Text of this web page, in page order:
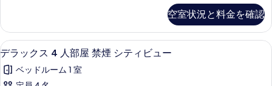
て
の
写
の
詳
細
ィ
ビ
ュ
ー
ス
イ
ー
シ
テ
空室状況と料金を確認
デ
ラ
ッ
デラックス 4 人部屋 禁煙 シティビ
8
デラックス 4 人部屋 禁煙 シティビュー
ベッドルーム 1 室